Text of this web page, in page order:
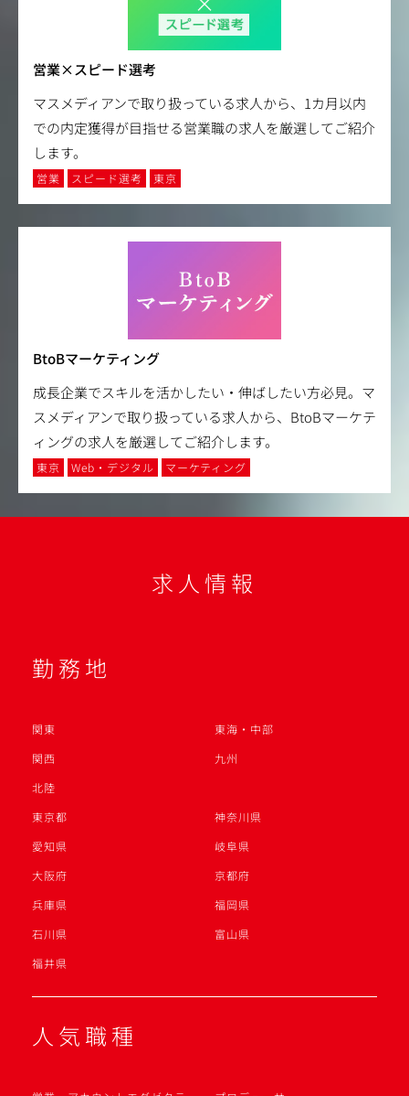
営業×スピード選考
マスメディアンで取り扱っている求人から、1カ月以内
での内定獲得が目指せる営業職の求人を厳選してご紹介
します。
営業 スピード選考 東京
BtoBマーケティング
成長企業でスキルを活かしたい・伸ばしたい方必見。マ
スメディアンで取り扱っている求人から、BtoBマーケテ
ィングの求人を厳選してご紹介します。
東京 Web・デジタル マーケティング
求人情報
勤務地
関東
東海・中部
関西
九州
北陸
東京都
神奈川県
愛知県
岐阜県
大阪府
京都府
兵庫県
福岡県
石川県
富山県
福井県
人気職種